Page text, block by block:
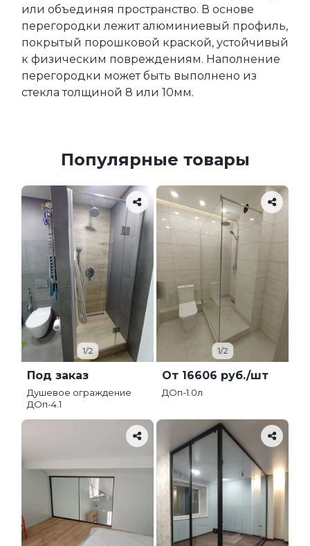
или объединяя пространство. В основе
перегородки лежит алюминиевый профиль,
покрытый порошковой краской, устойчивый
к физическим повреждениям. Наполнение
перегородки может быть выполнено из
стекла толщиной 8 или 10мм.
Популярные товары
1/2
Под заказ
Душевое ограждение
ДОп-4.1
1/2
От 16606 руб./шт
ДОп-1.0л